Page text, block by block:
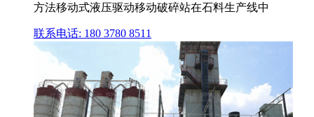
方法移动式液压驱动移动破碎站在石料生产线中
联系电话: 180 3780 8511